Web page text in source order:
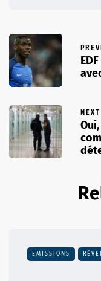
NEXT
EMISSIONS